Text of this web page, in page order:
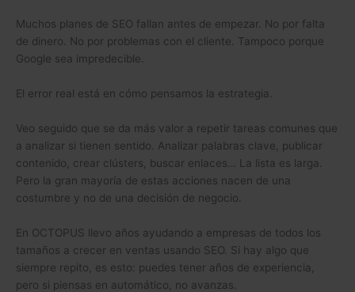
Muchos planes de SEO fallan antes de empezar. No por falta
de dinero. No por problemas con el cliente. Tampoco porque
Google sea impredecible.
El error real está en cómo pensamos la estrategia.
Veo seguido que se da más valor a repetir tareas comunes que
a analizar si tienen sentido. Analizar palabras clave, publicar
contenido, crear clústers, buscar enlaces… La lista es larga.
Pero la gran mayoría de estas acciones nacen de una
costumbre y no de una decisión de negocio.
En OCTOPUS llevo años ayudando a empresas de todos los
tamaños a crecer en ventas usando SEO. Si hay algo que
siempre repito, es esto: puedes tener años de experiencia,
pero si piensas en automático, no avanzas.